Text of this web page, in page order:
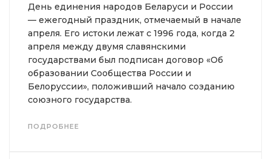
День единения народов Беларуси и России
— ежегодный праздник, отмечаемый в начале
апреля. Его истоки лежат с 1996 года, когда 2
апреля между двумя славянскими
государствами был подписан договор «Об
образовании Сообщества России и
Белоруссии», положивший начало созданию
союзного государства.
ПОДРОБНЕЕ